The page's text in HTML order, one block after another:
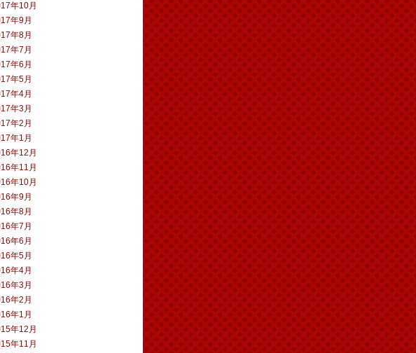
年10月
年9月
年8月
年7月
年6月
年5月
年4月
年3月
年2月
年1月
年12月
年11月
年10月
年9月
年8月
年7月
年6月
年5月
年4月
年3月
年2月
年1月
年12月
年11月